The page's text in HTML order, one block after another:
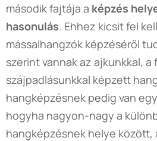
második fajtája a képzés
hasonulás. Ehhez kicsit fel
mássalhangzók képzéséről
szerint vannak az ajkunkkal, a
szájpadlásunkkal képzett
hangképzésnek pedig van
hogyha nagyon-nagy a
hangképzésnek helye között,